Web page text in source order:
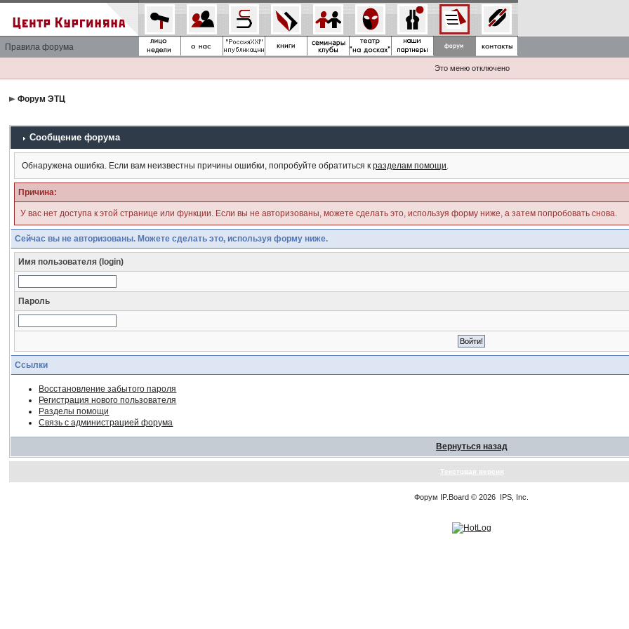
Правила форума
Это меню отключено
Форум ЭТЦ
Сообщение форума
Обнаружена ошибка. Если вам неизвестны причины ошибки, попробуйте обратиться кразделам помощи.
Причина:
У вас нет доступа к этой странице или функции. Если вы не авторизованы, можете сделать это, используя форму ниже, а затем попробовать снова.
Сейчас вы не авторизованы. Можете сделать это, используя форму ниже.
Имя пользователя (login)
Пароль
Ссылки
Восстановление забытого пароля
Регистрация нового пользователя
Разделы помощи
Связь с администрацией форума
Вернуться назад
Текстовая версия
Форум IP.Board © 2026 IPS, Inc